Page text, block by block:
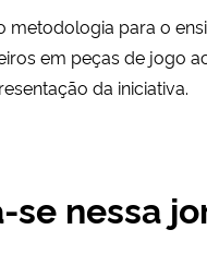
para o
em peças de jogo
da iniciativa.
nessa